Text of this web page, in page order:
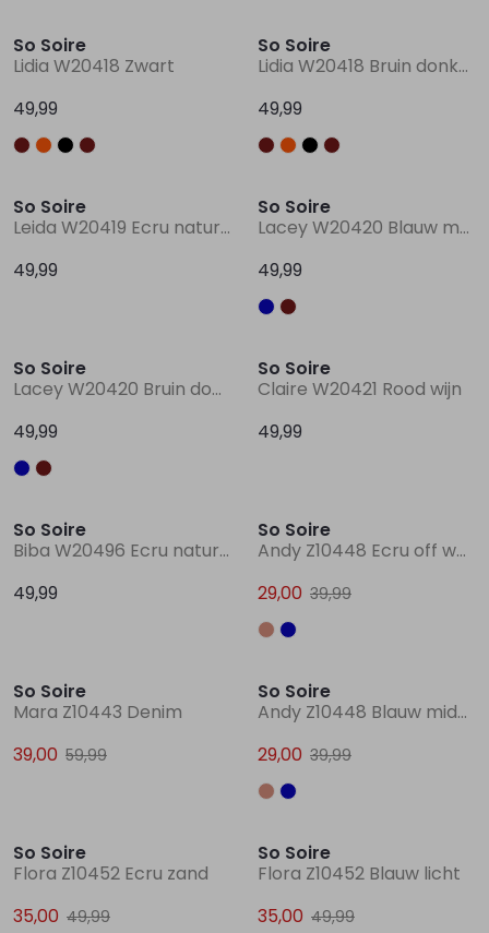
Lingerie
Shirts
Truien
Accessoires
Truien
Meisjes beenmode
Shirts
Truien
Accessoires
Truien
Pakjes en Rompers
Shirtjes
Truitjes
Accessoires
Pakjes en Rompers
Truitjes
Vestjes
So Soire
Lidia W20418 Zwart
49,99
So Soire
Lidia W20418 Bruin donker
49,99
So Soire
Leida W20419 Ecru naturel
49,99
So Soire
Lacey W20420 Blauw marine
49,99
So Soire
Lacey W20420 Bruin donker
49,99
So Soire
Claire W20421 Rood wijn
49,99
So Soire
Biba W20496 Ecru naturel
49,99
So Soire
Andy Z10448 Ecru off white
29,00 39,99
So Soire
Mara Z10443 Denim
39,00 59,99
So Soire
Andy Z10448 Blauw midden
29,00 39,99
So Soire
Flora Z10452 Ecru zand
35,00 49,99
So Soire
Flora Z10452 Blauw licht
35,00 49,99